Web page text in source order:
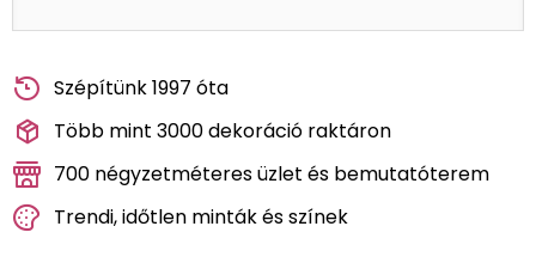
Szépítünk 1997 óta
Több mint 3000 dekoráció raktáron
700 négyzetméteres üzlet és bemutatóterem
Trendi, időtlen minták és színek